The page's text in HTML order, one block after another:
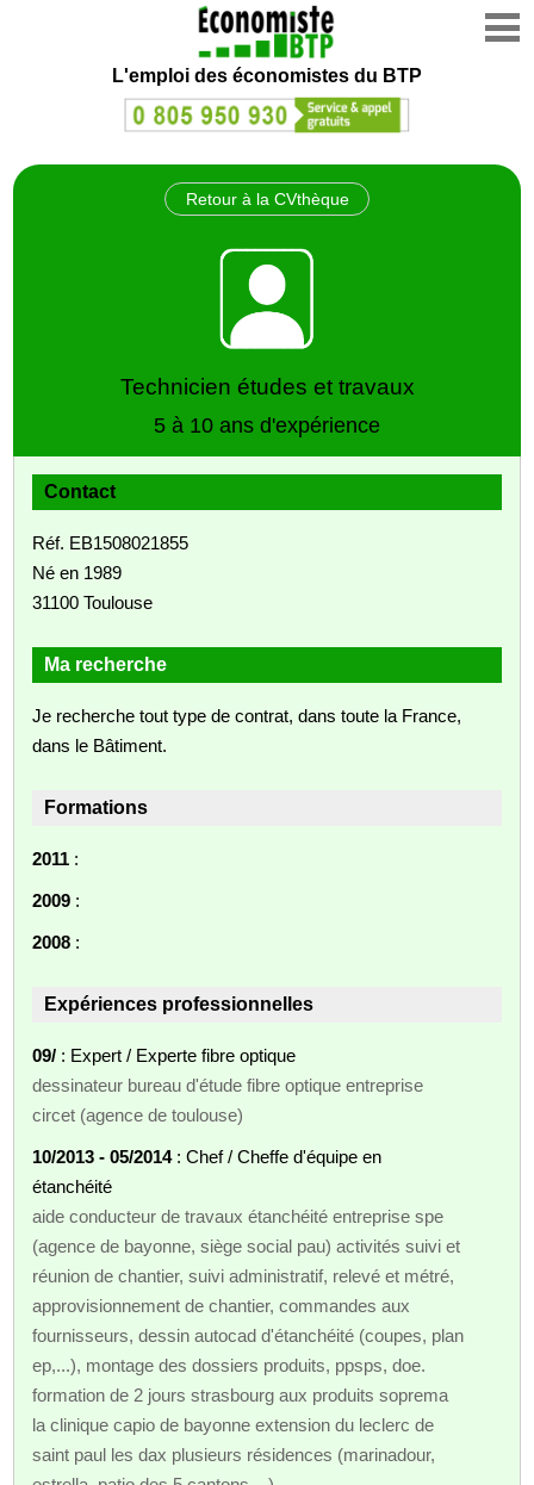
L'emploi des économistes du BTP
Retour à la CVthèque
Technicien études et travaux
5 à 10 ans d'expérience
Contact
Réf. EB1508021855
Né en 1989
31100 Toulouse
Ma recherche
Je recherche tout type de contrat, dans toute la France,
dans le Bâtiment.
Formations
2011 :
2009 :
2008 :
Expériences professionnelles
09/ : Expert / Experte fibre optique
dessinateur bureau d'étude fibre optique entreprise
circet (agence de toulouse)
10/2013 - 05/2014: Chef / Cheffe d'équipe en
étanchéité
aide conducteur de travaux étanchéité entreprise spe
(agence de bayonne, siège social pau) activités suivi et
réunion de chantier, suivi administratif, relevé et métré,
approvisionnement de chantier, commandes aux
fournisseurs, dessin autocad d'étanchéité (coupes, plan
ep,...), montage des dossiers produits, ppsps, doe.
formation de 2 jours strasbourg aux produits soprema
la clinique capio de bayonne extension du leclerc de
saint paul les dax plusieurs résidences (marinadour,